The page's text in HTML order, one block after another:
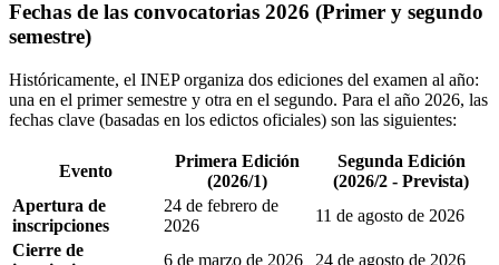
Fechas de las convocatorias 2026 (Primer y segundo
semestre)
Históricamente, el INEP organiza dos ediciones del examen al año:
una en el primer semestre y otra en el segundo. Para el año 2026, las
fechas clave (basadas en los edictos oficiales) son las siguientes:
Evento
Primera Edición
(2026/1)
Segunda Edición
(2026/2 - Prevista)
Apertura de
inscripciones
24 de febrero de
2026
11 de agosto de 2026
Cierre de
6 de marzo de 2026
24 de agosto de 2026